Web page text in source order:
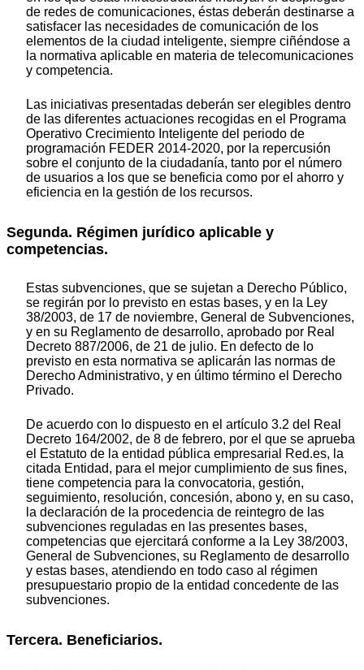
de redes de comunicaciones, éstas deberán destinarse a
satisfacer las necesidades de comunicación de los
elementos de la ciudad inteligente, siempre ciñéndose a
la normativa aplicable en materia de telecomunicaciones
y competencia.
Las iniciativas presentadas deberán ser elegibles dentro
de las diferentes actuaciones recogidas en el Programa
Operativo Crecimiento Inteligente del periodo de
programación FEDER 2014-2020, por la repercusión
sobre el conjunto de la ciudadanía, tanto por el número
de usuarios a los que se beneficia como por el ahorro y
eficiencia en la gestión de los recursos.
Segunda. Régimen jurídico aplicable y
competencias.
Estas subvenciones, que se sujetan a Derecho Público,
se regirán por lo previsto en estas bases, y en la Ley
38/2003, de 17 de noviembre, General de Subvenciones,
y en su Reglamento de desarrollo, aprobado por Real
Decreto 887/2006, de 21 de julio. En defecto de lo
previsto en esta normativa se aplicarán las normas de
Derecho Administrativo, y en último término el Derecho
Privado.
De acuerdo con lo dispuesto en el artículo 3.2 del Real
Decreto 164/2002, de 8 de febrero, por el que se aprueba
el Estatuto de la entidad pública empresarial Red.es, la
citada Entidad, para el mejor cumplimiento de sus fines,
tiene competencia para la convocatoria, gestión,
seguimiento, resolución, concesión, abono y, en su caso,
la declaración de la procedencia de reintegro de las
subvenciones reguladas en las presentes bases,
competencias que ejercitará conforme a la Ley 38/2003,
General de Subvenciones, su Reglamento de desarrollo
y estas bases, atendiendo en todo caso al régimen
presupuestario propio de la entidad concedente de las
subvenciones.
Tercera. Beneficiarios.